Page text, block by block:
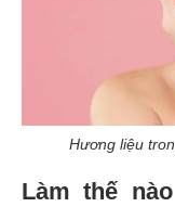
Hương liệu
Làm thế